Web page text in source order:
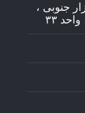
جنوبی ،
۳۳